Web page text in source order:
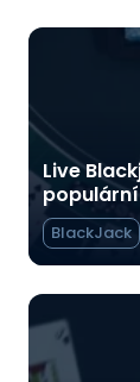
Live
BlackJack